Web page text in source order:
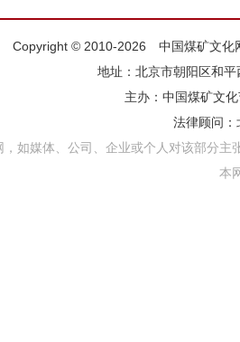
Copyright © 2010-2026 中国煤矿文
地址：北京市朝阳区和
主办： 中国煤矿文
法律顾问：
如媒体、公司、企业或个人对该部分
本